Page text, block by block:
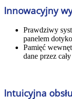
Innowacyjny
Prawdziwy
panelem
Pamięć
dane przez
Intuicyjna